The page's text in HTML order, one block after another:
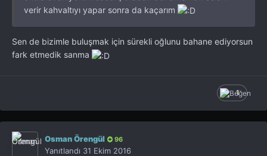
verir kahvaltıyı yapar sonra da kaçarım
Sen de bizimle buluşmak için sürekli oğlunu bahane ediyorsun
fark etmedik sanma
1
Osman Örengül 96
Yanıtlandı 31 Ekim 2016